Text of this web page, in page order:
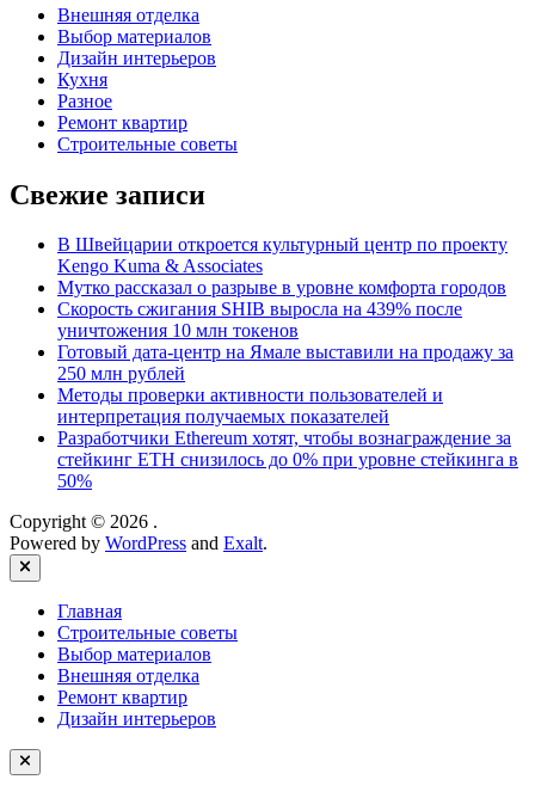
Внешняя отделка
Выбор материалов
Дизайн интерьеров
Кухня
Разное
Ремонт квартир
Строительные советы
Свежие записи
В Швейцарии откроется культурный центр по проекту
Kengo Kuma & Associates
Мутко рассказал о разрыве в уровне комфорта городов
Скорость сжигания SHIB выросла на 439% после
уничтожения 10 млн токенов
Готовый дата-центр на Ямале выставили на продажу за
250 млн рублей
Методы проверки активности пользователей и
интерпретация получаемых показателей
Разработчики Ethereum хотят, чтобы вознаграждение за
стейкинг ETH снизилось до 0% при уровне стейкинга в
50%
Copyright © 2026 .
Powered by WordPress and Exalt.
Close
Главная
Строительные советы
Выбор материалов
Внешняя отделка
Ремонт квартир
Дизайн интерьеров